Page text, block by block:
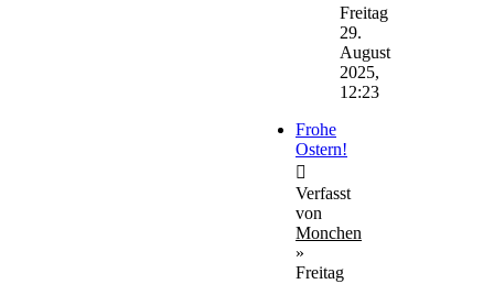
Beitrag
Freitag
29.
August
2025,
12:23
Frohe
Ostern!
Verfasst
von
Monchen
»
Freitag